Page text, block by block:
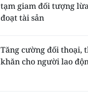
tạm giam đối tượng
đoạt tài sản
Tăng cường đối thoại,
khăn cho người lao